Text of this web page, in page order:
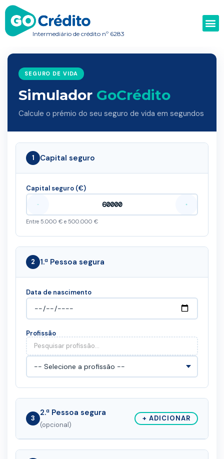
Intermediário de crédito nº 6283
SEGURO DE VIDA
Simulador GoCrédito
Calcule o prémio do seu seguro de vida em segundos
1 Capital seguro
Capital seguro (€)
Entre 5.000 € e 500.000 €
2 1.ª Pessoa segura
Data de nascimento
Profissão
3
2.ª Pessoa segura
(opcional)
+ ADICIONAR